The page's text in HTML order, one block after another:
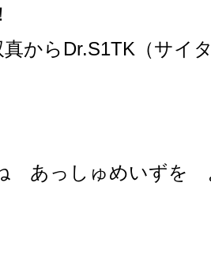
真からDr.S1TK（サイ
ね あっしゅめいずを